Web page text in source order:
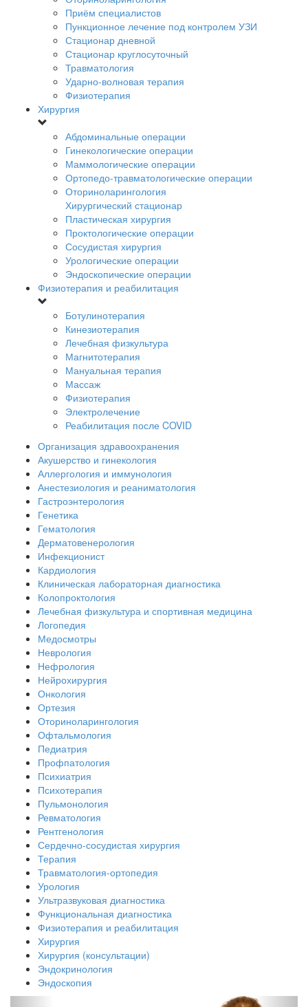
Приём специалистов
Пункционное лечение под контролем УЗИ
Стационар дневной
Стационар круглосуточный
Травматология
Ударно-волновая терапия
Физиотерапия
Хирургия
Абдоминальные операции
Гинекологические операции
Маммологические операции
Ортопедо-травматологические операции
Оториноларингология
Хирургический стационар
Пластическая хирургия
Проктологические операции
Сосудистая хирургия
Урологические операции
Эндоскопические операции
Физиотерапия и реабилитация
Ботулинотерапия
Кинезиотерапия
Лечебная физкультура
Магнитотерапия
Мануальная терапия
Массаж
Физиотерапия
Электролечение
Реабилитация после COVID
Организация здравоохранения
Акушерство и гинекология
Аллергология и иммунология
Анестезиология и реаниматология
Гастроэнтерология
Генетика
Гематология
Дерматовенерология
Инфекционист
Кардиология
Клиническая лабораторная диагностика
Колопроктология
Лечебная физкультура и спортивная медицина
Логопедия
Медосмотры
Неврология
Нефрология
Нейрохирургия
Онкология
Ортезия
Оториноларингология
Офтальмология
Педиатрия
Профпатология
Психиатрия
Психотерапия
Пульмонология
Ревматология
Рентгенология
Сердечно-сосудистая хирургия
Терапия
Травматология-ортопедия
Урология
Ультразвуковая диагностика
Функциональная диагностика
Физиотерапия и реабилитация
Хирургия
Хирургия (консультации)
Эндокринология
Эндоскопия